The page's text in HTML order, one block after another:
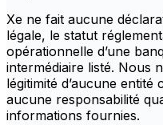
Xe ne fait aucune
légale, le statut
opérationnelle d’une
intermédiaire listé. Nous
légitimité d’aucune entité
aucune responsabilité
informations fournies.